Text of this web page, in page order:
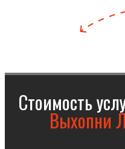
Стоимость
Выхопни